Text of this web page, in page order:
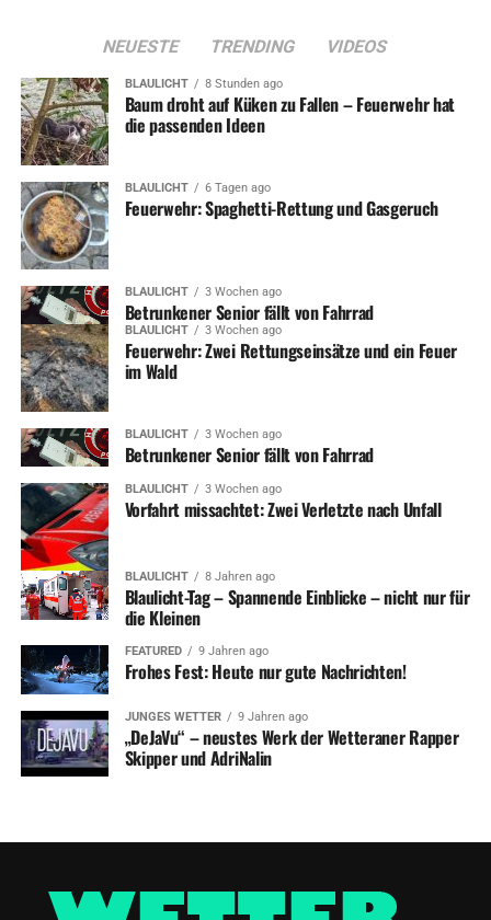
NEUESTE TRENDING VIDEOS
BLAULICHT 8 Stunden ago
Baum droht auf Küken zu Fallen – Feuerwehr hat
die passenden Ideen
BLAULICHT 6 Tagen ago
Feuerwehr: Spaghetti-Rettung und Gasgeruch
BLAULICHT 3 Wochen ago
Betrunkener Senior fällt von Fahrrad
BLAULICHT 3 Wochen ago
Feuerwehr: Zwei Rettungseinsätze und ein Feuer
im Wald
BLAULICHT 3 Wochen ago
Betrunkener Senior fällt von Fahrrad
BLAULICHT 3 Wochen ago
Vorfahrt missachtet: Zwei Verletzte nach Unfall
BLAULICHT 8 Jahren ago
Blaulicht-Tag – Spannende Einblicke – nicht nur für
die Kleinen
FEATURED 9 Jahren ago
Frohes Fest: Heute nur gute Nachrichten!
JUNGES WETTER 9 Jahren ago
„DeJaVu“ – neustes Werk der Wetteraner Rapper
Skipper und AdriNalin